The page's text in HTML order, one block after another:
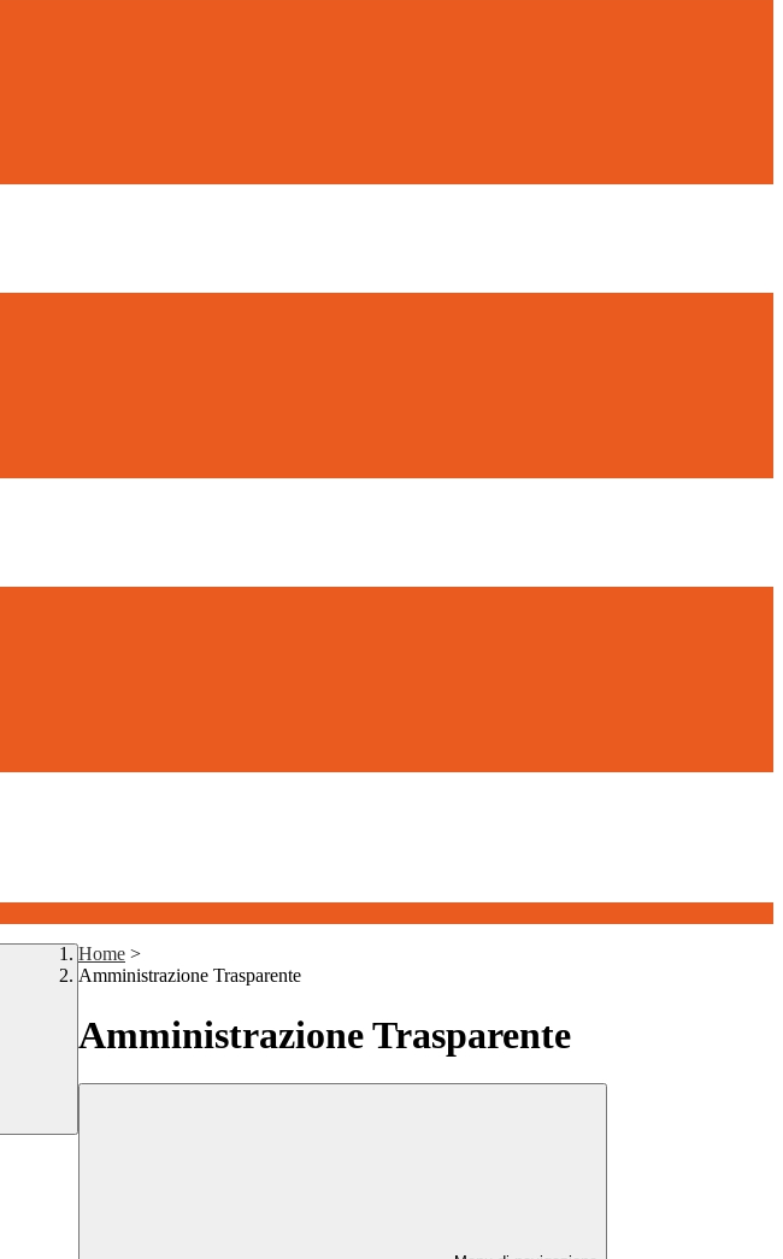
Home >
Amministrazione Trasparente
Amministrazione Trasparente